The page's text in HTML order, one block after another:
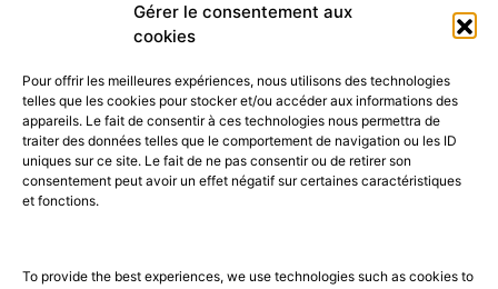
Gérer le consentement aux
cookies
Pour offrir les meilleures expériences, nous utilisons des technologies
telles que les cookies pour stocker et/ou accéder aux informations des
appareils. Le fait de consentir à ces technologies nous permettra de
traiter des données telles que le comportement de navigation ou les ID
uniques sur ce site. Le fait de ne pas consentir ou de retirer son
consentement peut avoir un effet négatif sur certaines caractéristiques
et fonctions.
To provide the best experiences, we use technologies such as cookies to